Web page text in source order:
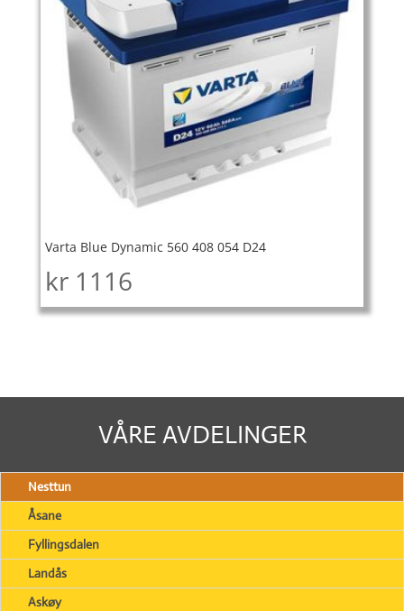
Varta Blue Dynamic 560 408 054 D24
kr 1116
VÅRE AVDELINGER
Nesttun
Åsane
Fyllingsdalen
Landås
Askøy